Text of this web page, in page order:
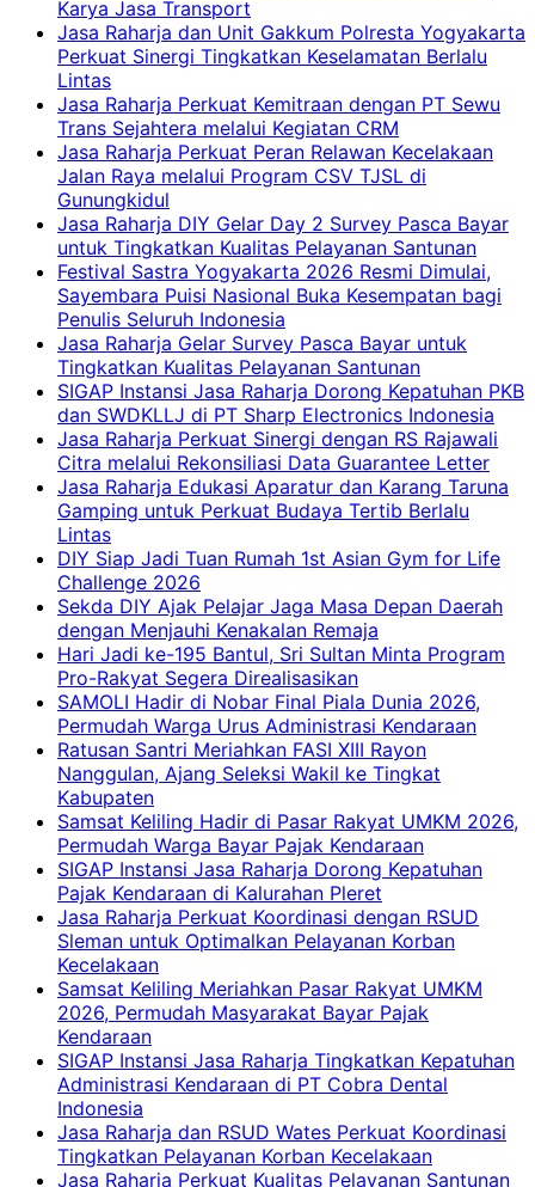
Karya Jasa Transport
Jasa Raharja dan Unit Gakkum Polresta Yogyakarta
Perkuat Sinergi Tingkatkan Keselamatan Berlalu
Lintas
Jasa Raharja Perkuat Kemitraan dengan PT Sewu
Trans Sejahtera melalui Kegiatan CRM
Jasa Raharja Perkuat Peran Relawan Kecelakaan
Jalan Raya melalui Program CSV TJSL di
Gunungkidul
Jasa Raharja DIY Gelar Day 2 Survey Pasca Bayar
untuk Tingkatkan Kualitas Pelayanan Santunan
Festival Sastra Yogyakarta 2026 Resmi Dimulai,
Sayembara Puisi Nasional Buka Kesempatan bagi
Penulis Seluruh Indonesia
Jasa Raharja Gelar Survey Pasca Bayar untuk
Tingkatkan Kualitas Pelayanan Santunan
SIGAP Instansi Jasa Raharja Dorong Kepatuhan PKB
dan SWDKLLJ di PT Sharp Electronics Indonesia
Jasa Raharja Perkuat Sinergi dengan RS Rajawali
Citra melalui Rekonsiliasi Data Guarantee Letter
Jasa Raharja Edukasi Aparatur dan Karang Taruna
Gamping untuk Perkuat Budaya Tertib Berlalu
Lintas
DIY Siap Jadi Tuan Rumah 1st Asian Gym for Life
Challenge 2026
Sekda DIY Ajak Pelajar Jaga Masa Depan Daerah
dengan Menjauhi Kenakalan Remaja
Hari Jadi ke-195 Bantul, Sri Sultan Minta Program
Pro-Rakyat Segera Direalisasikan
SAMOLI Hadir di Nobar Final Piala Dunia 2026,
Permudah Warga Urus Administrasi Kendaraan
Ratusan Santri Meriahkan FASI XIII Rayon
Nanggulan, Ajang Seleksi Wakil ke Tingkat
Kabupaten
Samsat Keliling Hadir di Pasar Rakyat UMKM 2026,
Permudah Warga Bayar Pajak Kendaraan
SIGAP Instansi Jasa Raharja Dorong Kepatuhan
Pajak Kendaraan di Kalurahan Pleret
Jasa Raharja Perkuat Koordinasi dengan RSUD
Sleman untuk Optimalkan Pelayanan Korban
Kecelakaan
Samsat Keliling Meriahkan Pasar Rakyat UMKM
2026, Permudah Masyarakat Bayar Pajak
Kendaraan
SIGAP Instansi Jasa Raharja Tingkatkan Kepatuhan
Administrasi Kendaraan di PT Cobra Dental
Indonesia
Jasa Raharja dan RSUD Wates Perkuat Koordinasi
Tingkatkan Pelayanan Korban Kecelakaan
Jasa Raharja Perkuat Kualitas Pelayanan Santunan